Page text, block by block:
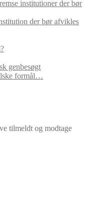
institutioner der bør
der bør afvikles
genbesøgt
formål…
tilmeldt og modtage